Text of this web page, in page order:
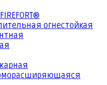
огнестойкая